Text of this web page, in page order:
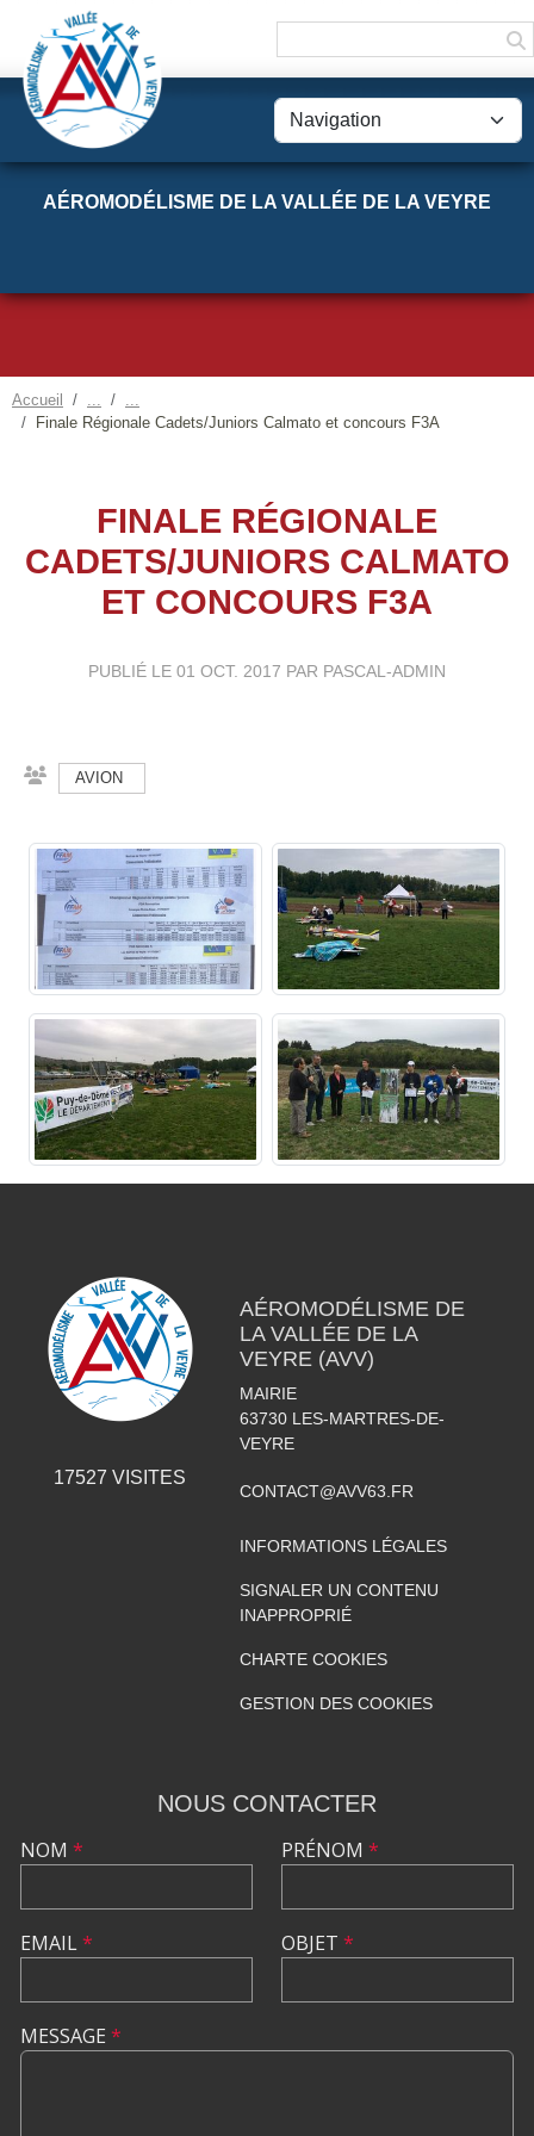
AÉROMODÉLISME DE LA VALLÉE DE LA VEYRE
Accueil
Finale Régionale Cadets/Juniors Calmato et concours F3A
FINALE RÉGIONALE
CADETS/JUNIORS CALMATO
ET CONCOURS F3A
PUBLIÉ LE 01 OCT. 2017 PAR PASCAL-ADMIN
AVION
17527 VISITES
AÉROMODÉLISME DE
LA VALLÉE DE LA
VEYRE (AVV)
MAIRIE
63730 LES-MARTRES-DE-
VEYRE
CONTACT@AVV63.FR
INFORMATIONS LÉGALES
SIGNALER UN CONTENU
INAPPROPRIÉ
CHARTE COOKIES
GESTION DES COOKIES
NOUS CONTACTER
NOM *
EMAIL*
PRÉNOM *
OBJET *
MESSAGE *
Panneau de gestion des cookies